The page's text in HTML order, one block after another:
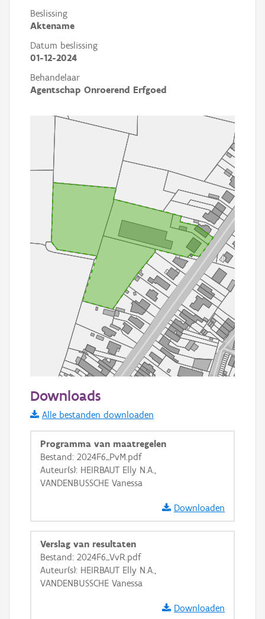
Beslissing
Aktename
Datum beslissing
01-12-2024
Behandelaar
Agentschap Onroerend Erfgoed
Informatie Vlaanderen
i
+ −
Basis Lagen
OSM-Basiskaart
Downloads
Alle bestanden downloaden
Programma van maatregelen
Bestand: 2024F6_PvM.pdf
Auteur(s): HEIRBAUT Elly N.A.,
VANDENBUSSCHE Vanessa
Downloaden
Verslag van resultaten
Bestand: 2024F6_VvR.pdf
Auteur(s): HEIRBAUT Elly N.A.,
VANDENBUSSCHE Vanessa
Downloaden